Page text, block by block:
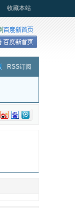
收藏本站
RSS订阅